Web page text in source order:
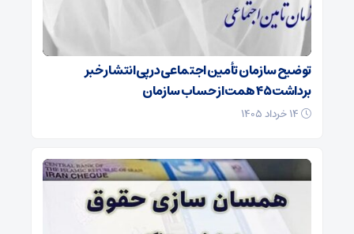
توضیح سازمان تأمین اجتماعی در پی انتشار خبر
برداشت ۴۵ همت از حساب سازمان